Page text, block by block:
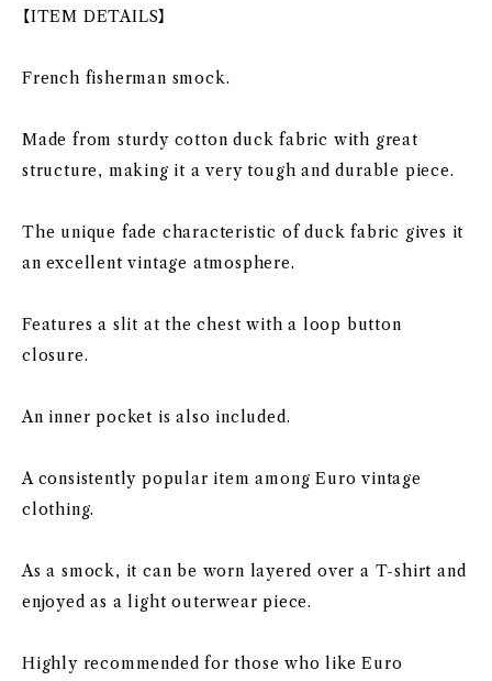
【ITEM DETAILS】
French fisherman smock.
Made from sturdy cotton duck fabric with great
structure, making it a very tough and durable piece.
The unique fade characteristic of duck fabric gives it
an excellent vintage atmosphere.
Features a slit at the chest with a loop button
closure.
An inner pocket is also included.
A consistently popular item among Euro vintage
clothing.
As a smock, it can be worn layered over a T-shirt and
enjoyed as a light outerwear piece.
Highly recommended for those who like Euro